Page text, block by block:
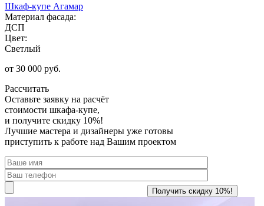
Шкаф-купе Агамар
Материал фасада:
ДСП
Цвет:
Светлый
от 30 000 руб.
Рассчитать
Оставьте заявку на расчёт
стоимости шкафа-купе,
и получите скидку 10%!
Лучшие мастера и дизайнеры уже готовы
приступить к работе над Вашим проектом